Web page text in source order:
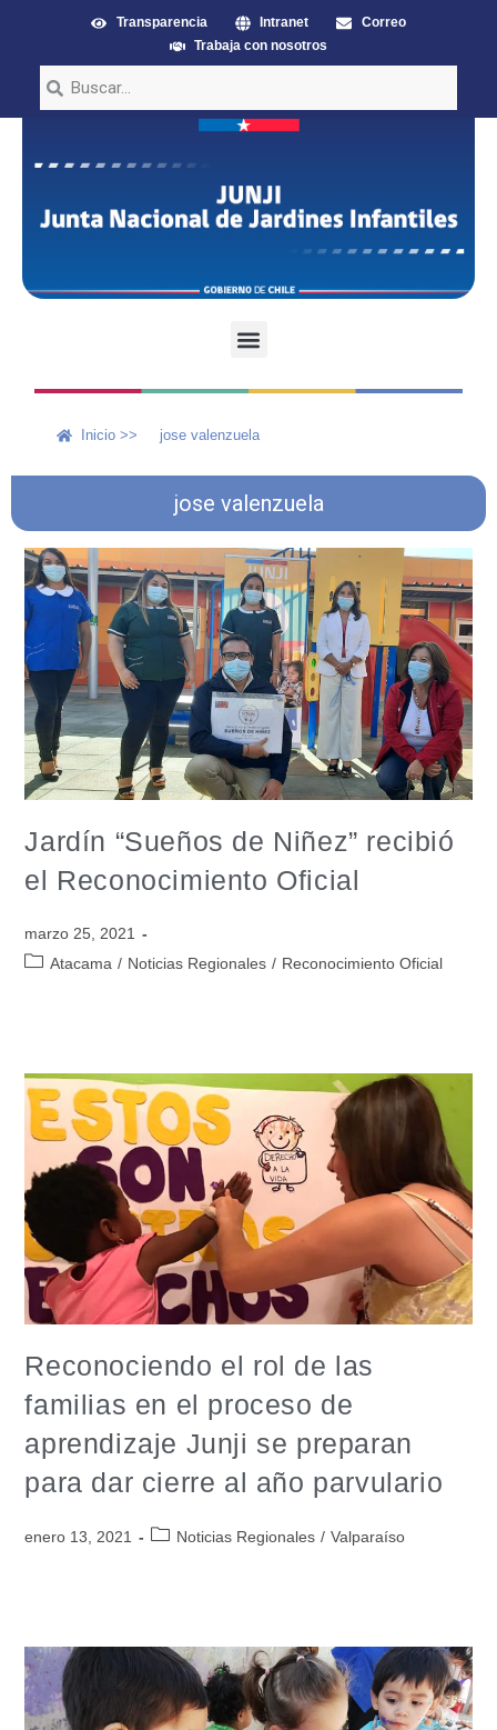
Transparencia Intranet
Correo
Trabaja con nosotros
Inicio >> jose valenzuela
jose valenzuela
Jardín “Sueños de Niñez” recibió
el Reconocimiento Oficial
marzo 25, 2021
Atacama / Noticias Regionales / Reconocimiento Oficial
Reconociendo el rol de las
familias en el proceso de
aprendizaje Junji se preparan
para dar cierre al año parvulario
enero 13, 2021 Noticias Regionales / Valparaíso